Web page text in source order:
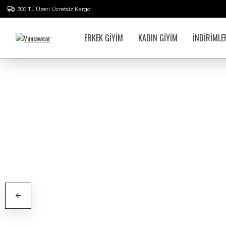
300 TL Üzeri Ücretsiz Kargo!
ERKEK GİYİM KADIN GİYİM